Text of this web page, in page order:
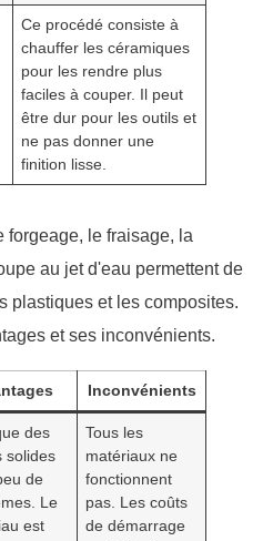
Ce procédé consiste à
chauffer les céramiques
pour les rendre plus
faciles à couper. Il peut
être dur pour les outils et
ne pas donner une
finition lisse.
forgeage, le fraisage, la
au jet d'eau permettent de
plastiques et les composites.
et ses inconvénients.
Inconvénients
des
solides
de
Le
est
Tous les
matériaux ne
fonctionnent
pas. Les coûts
de démarrage